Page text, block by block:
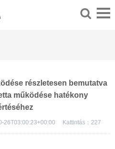
részletesen bemutatva
működése hatékony
26T03:00:23+00:00 Kattintás： 227